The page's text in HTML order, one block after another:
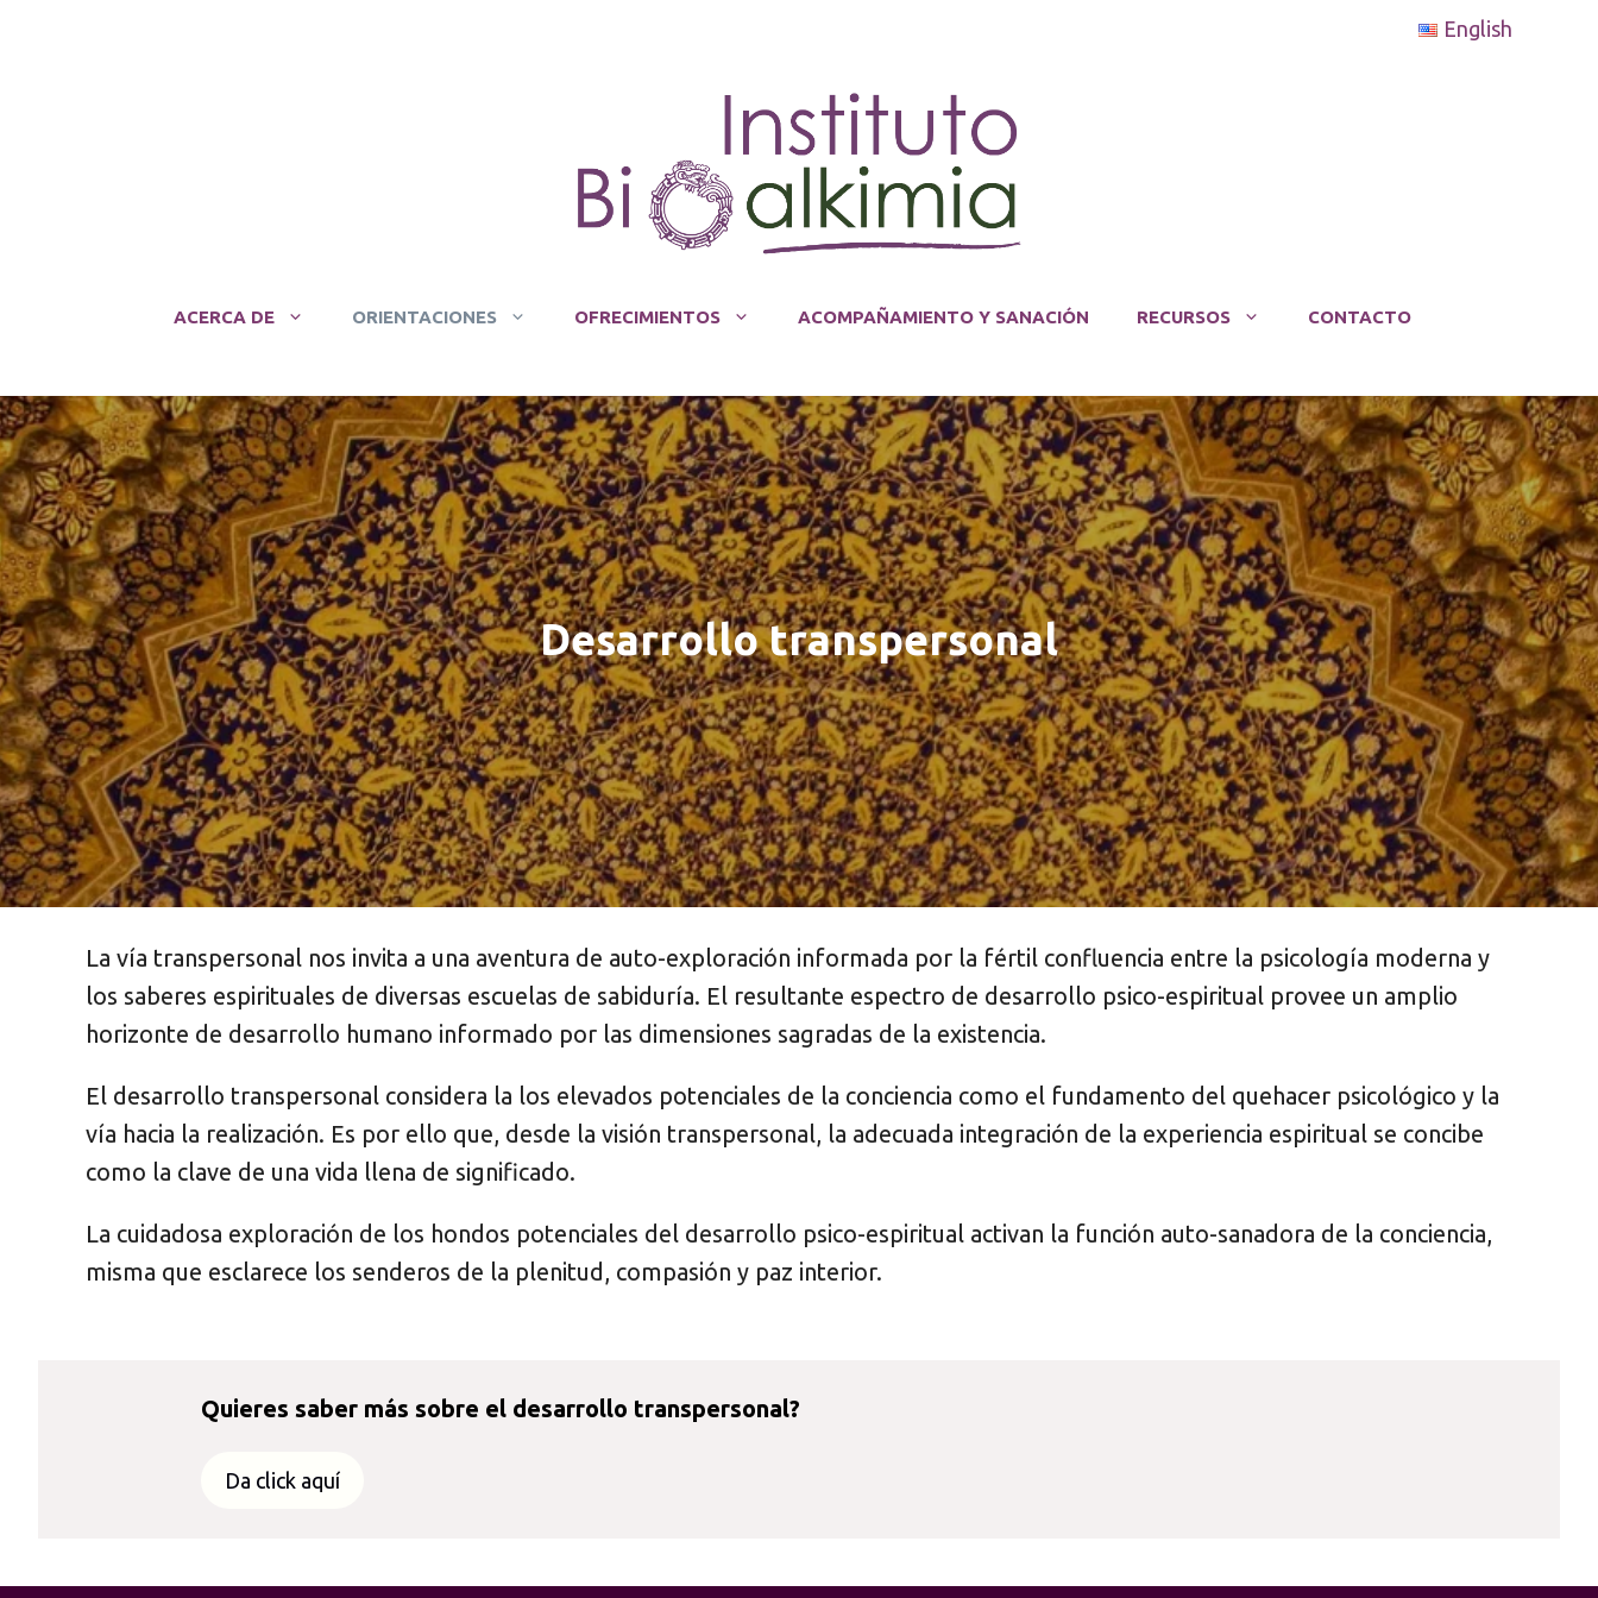
English
ACERCA DE ORIENTACIONES OFRECIMIENTOS ACOMPAÑAMIENTO Y SANACIÓN RECURSOS CONTACTO
Desarrollo transpersonal
La vía transpersonal nos invita a una aventura de auto-exploración informada por la fértil confluencia entre la psicología moderna y
los saberes espirituales de diversas escuelas de sabiduría. El resultante espectro de desarrollo psico-espiritual provee un amplio
horizonte de desarrollo humano informado por las dimensiones sagradas de la existencia.
El desarrollo transpersonal considera la los elevados potenciales de la conciencia como el fundamento del quehacer psicológico y la
vía hacia la realización. Es por ello que, desde la visión transpersonal, la adecuada integración de la experiencia espiritual se concibe
como la clave de una vida llena de significado.
La cuidadosa exploración de los hondos potenciales del desarrollo psico-espiritual activan la función auto-sanadora de la conciencia,
misma que esclarece los senderos de la plenitud, compasión y paz interior.
Quieres saber más sobre el desarrollo transpersonal?
Da click aquí